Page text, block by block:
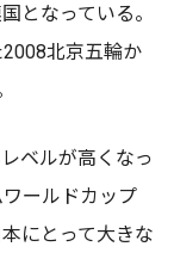
となっている。
北京五輪か
ベルが高くなっ
ールドカップ
にとって大きな